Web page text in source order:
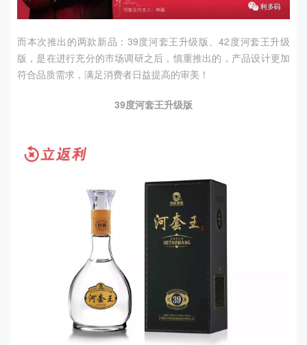
而本次推出的两款新品：39度河套王升级版、42度河套王升级
版，是在进行充分的市场调研之后，慎重推出的，产品设计更加
符合品质需求，满足消费者日益提高的审美！
39度河套王升级版